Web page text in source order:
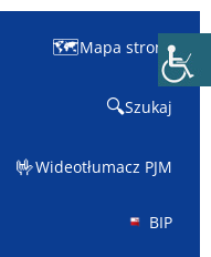
🗺️Mapa strony
🔍Szukaj
🤟Wideotłumacz PJM
BIP